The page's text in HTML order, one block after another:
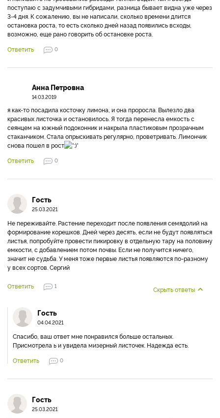
поступаю с задумчивыми гибридами, разница бывает видна уже через
3-4 дня. К сожалению, вы не написали, сколько времени длится
остановка роста, то есть сколько дней назад появились всходы,
возможно, еще рано говорить об остановке роста.
Ответить
0
Анна Петровна
14.03.2019
я как-то посадила косточку лимона, и она проросла. Вылезло два
красивых листочка и остановилось. Я тогда перенесла емкость с
сеянцем на южный подоконник и накрыла пластиковым прозрачным
стаканчиком. Стала опрыскивать регулярно, проветривать. Лимончик
снова пошел в рост
Ответить
0
Гость
25.03.2021
Не переживайте. Растение переходит после появления семядолий на
формирование корешков. Дней через десять, если не будут появляться
листья, попробуйте провести пикировку в отдельную тару на половину
емкости, с добавлением потом почвы. Если не получится ничего,
значит не судьба. У меня тоже первые листья появляются по-разному
у всех сортов. Сергий
Ответить 1 Скрыть ответы
Гость
04.04.2021
Спасибо, ваш ответ мне понравился больше остальных.
Присмотрела ь и увидела мизерный листочек. Надежда есть.
Ответить
0
Гость
25.03.2021